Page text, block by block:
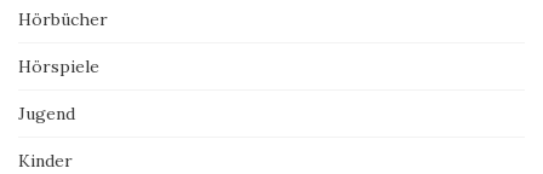
Hörbücher
Hörspiele
Jugend
Kinder